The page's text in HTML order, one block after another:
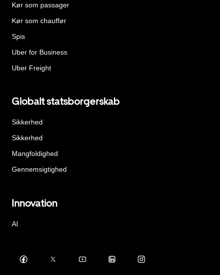
Kør som passager
Kør som chauffør
Spis
Uber for Business
Uber Freight
Globalt statsborgerskab
Sikkerhed
Sikkerhed
Mangfoldighed
Gennemsigtighed
Innovation
AI